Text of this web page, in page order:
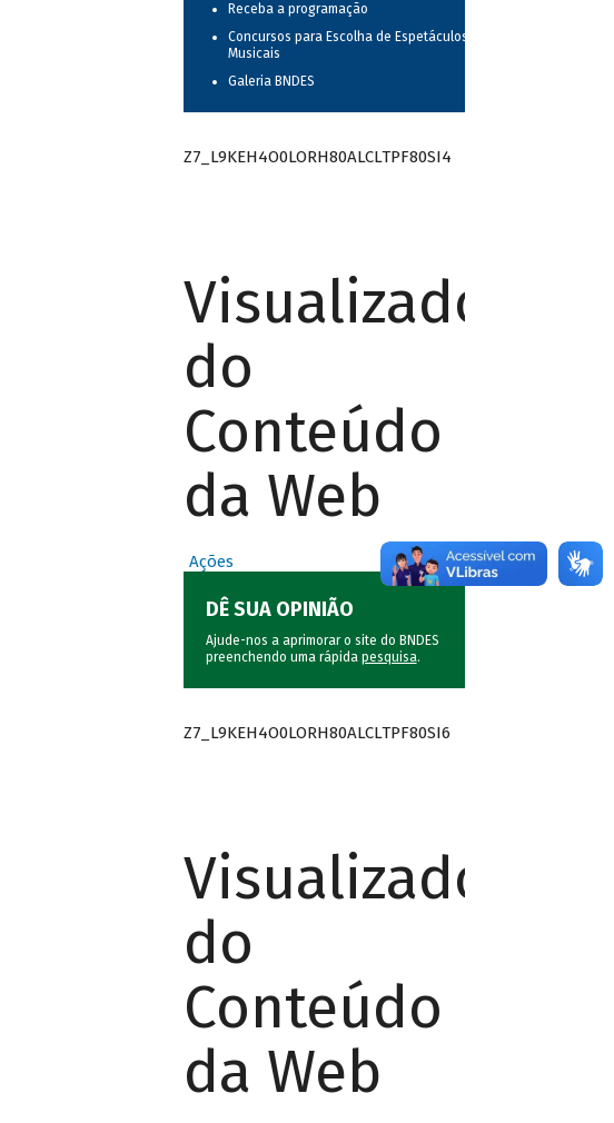
Receba a programação
Concursos para Escolha de Espetáculos
Musicais
Galeria BNDES
Z7_L9KEH4O0LORH80ALCLTPF80SI4
Visualizador
do
Conteúdo
da Web
Ações
DÊ SUA OPINIÃO
Ajude-nos a aprimorar o site do BNDES
preenchendo uma rápida pesquisa.
Z7_L9KEH4O0LORH80ALCLTPF80SI6
Visualizador
do
Conteúdo
da Web